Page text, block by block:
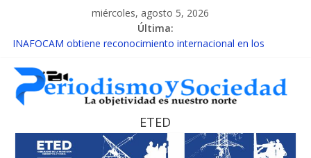
miércoles, agosto 5, 2026
Última:
INAFOCAM obtiene reconocimiento internacional en los
15 de febrero de cada año es Día Nacional de la lucha contra el
cáncer infantil
EL ENFOQUE UNILATERAL DE LA COALICIÓN
MESCyT y Universidad Albizu apoyarán rehabilitación de
reclusos
MESCyT presenta calendario de Consulta Nacional por la
ETED